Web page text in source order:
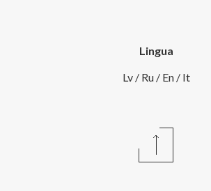
Lingua
Lv/ Ru/ En/ It